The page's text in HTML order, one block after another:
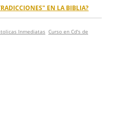
EN LA BIBLIA?
Inmediatas Curso en Cd's de